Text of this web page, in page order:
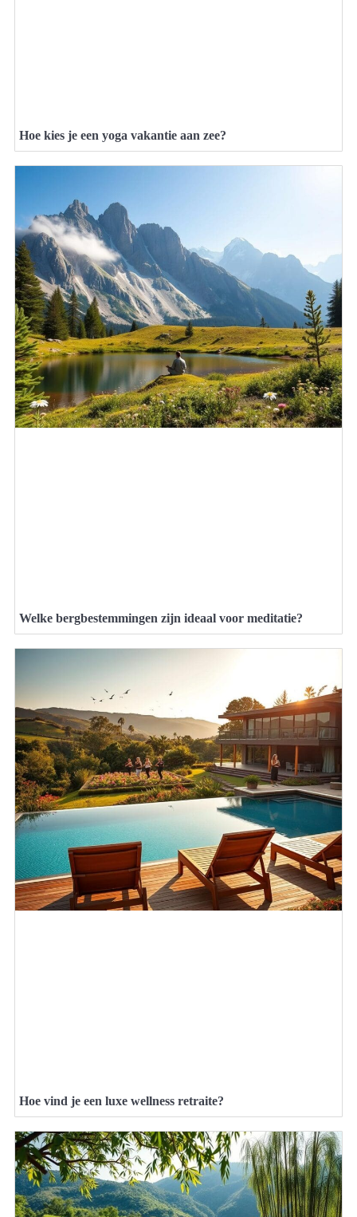
Hoe kies je een yoga vakantie aan zee?
Welke bergbestemmingen zijn ideaal voor meditatie?
Hoe vind je een luxe wellness retraite?